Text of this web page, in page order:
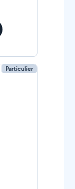
Particulier